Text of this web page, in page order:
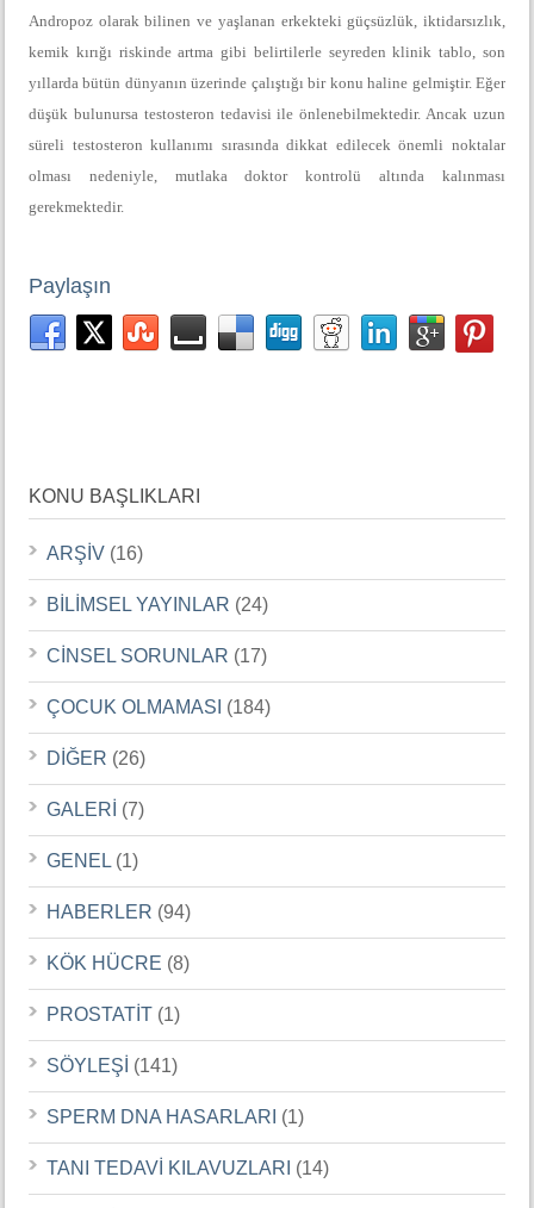
Andropoz olarak bilinen ve yaşlanan erkekteki güçsüzlük, iktidarsızlık,
kemik kırığı riskinde artma gibi belirtilerle seyreden klinik tablo, son
yıllarda bütün dünyanın üzerinde çalıştığı bir konu haline gelmiştir. Eğer
düşük bulunursa testosteron tedavisi ile önlenebilmektedir. Ancak uzun
süreli testosteron kullanımı sırasında dikkat edilecek önemli noktalar
olması nedeniyle, mutlaka doktor kontrolü altında kalınması
gerekmektedir.
Paylaşın
KONU BAŞLIKLARI
ARŞİV (16)
BİLİMSEL YAYINLAR (24)
CİNSEL SORUNLAR (17)
ÇOCUK OLMAMASI (184)
DİĞER (26)
GALERİ (7)
GENEL (1)
HABERLER (94)
KÖK HÜCRE (8)
PROSTATİT (1)
SÖYLEŞİ (141)
SPERM DNA HASARLARI (1)
TANI TEDAVİ KILAVUZLARI (14)